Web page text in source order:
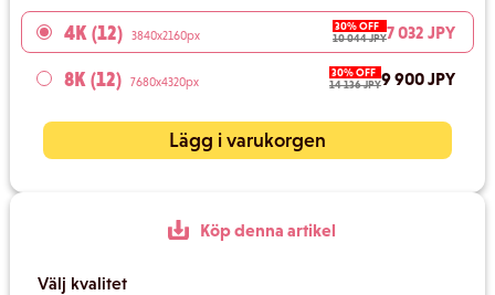
4K (12) 3840x2160px
30% OFF
10 044 JPY7 032 JPY
8K (12) 7680x4320px
30% OFF
14 136 JPY9 900 JPY
Lägg i varukorgen
Köp denna artikel
Välj kvalitet